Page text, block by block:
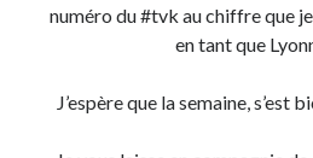
numéro du #tvk au chiffre que
en tant que
J’espère que la semaine, s’est